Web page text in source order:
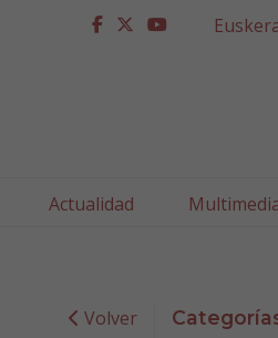
facebook
twitter
youtube
Actualidad
Volver